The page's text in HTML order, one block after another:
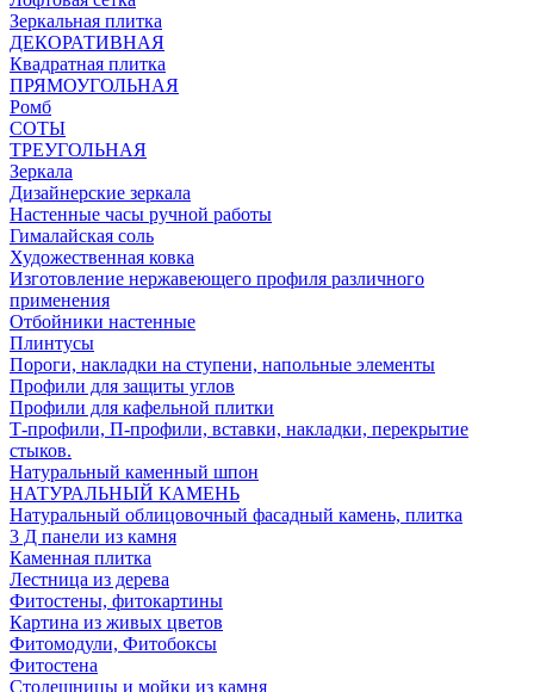
Зеркальная плитка
ДЕКОРАТИВНАЯ
Квадратная плитка
ПРЯМОУГОЛЬНАЯ
Ромб
СОТЫ
ТРЕУГОЛЬНАЯ
Зеркала
Дизайнерские зеркала
Настенные часы ручной работы
Гималайская соль
Художественная ковка
Изготовление нержавеющего профиля различного
применения
Отбойники настенные
Плинтусы
Пороги, накладки на ступени, напольные элементы
Профили для защиты углов
Профили для кафельной плитки
Т-профили, П-профили, вставки, накладки, перекрытие
стыков.
Натуральный каменный шпон
НАТУРАЛЬНЫЙ КАМЕНЬ
Натуральный облицовочный фасадный камень, плитка
3 Д панели из камня
Каменная плитка
Лестница из дерева
Фитостены, фитокартины
Картина из живых цветов
Фитомодули, Фитобоксы
Фитостена
Столешницы и мойки из камня